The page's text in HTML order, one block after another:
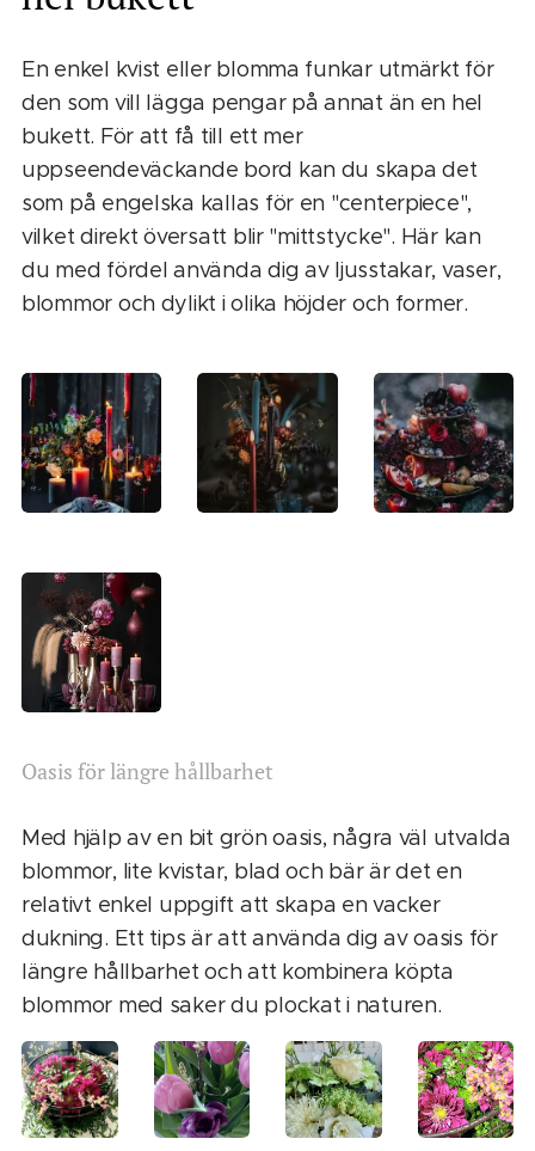
En enkel kvist eller blomma funkar utmärkt för
den som vill lägga pengar på annat än en hel
bukett. För att få till ett mer
uppseendeväckande bord kan du skapa det
som på engelska kallas för en "centerpiece",
vilket direkt översatt blir "mittstycke". Här kan
du med fördel använda dig av ljusstakar, vaser,
blommor och dylikt i olika höjder och former.
Oasis för längre hållbarhet
Med hjälp av en bit grön oasis, några väl utvalda
blommor, lite kvistar, blad och bär är det en
relativt enkel uppgift att skapa en vacker
dukning. Ett tips är att använda dig av oasis för
längre hållbarhet och att kombinera köpta
blommor med saker du plockat i naturen.